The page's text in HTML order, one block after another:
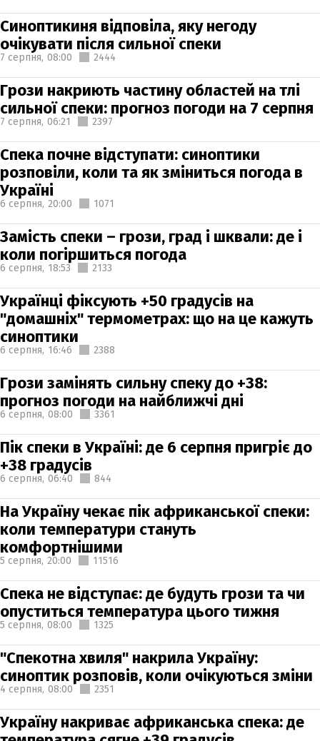
Синоптикиня відповіла, яку негоду
очікувати після сильної спеки
7 серпня, 08:00 2444
Грози накриють частину областей на тлі
сильної спеки: прогноз погоди на 7 серпня
7 серпня, 06:21 2397
Спека почне відступати: синоптики
розповіли, коли та як зміниться погода в
Україні
6 серпня, 20:00 1071
Замість спеки – грози, град і шквали: де і
коли погіршиться погода
6 серпня, 18:53 2133
Українці фіксують +50 градусів на
"домашніх" термометрах: що на це кажуть
синоптики
6 серпня, 16:46 2388
Грози замінять сильну спеку до +38:
прогноз погоди на найближчі дні
6 серпня, 08:00 3361
Пік спеки в Україні: де 6 серпня пригріє до
+38 градусів
6 серпня, 06:40 844
На Україну чекає пік африканської спеки:
коли температури стануть
комфортнішими
5 серпня, 20:00 11516
Спека не відступає: де будуть грози та чи
опуститься температура цього тижня
5 серпня, 08:00 1325
"Спекотна хвиля" накрила Україну:
синоптик розповів, коли очікуються зміни
4 серпня, 08:00 2351
Україну накриває африканська спека: де